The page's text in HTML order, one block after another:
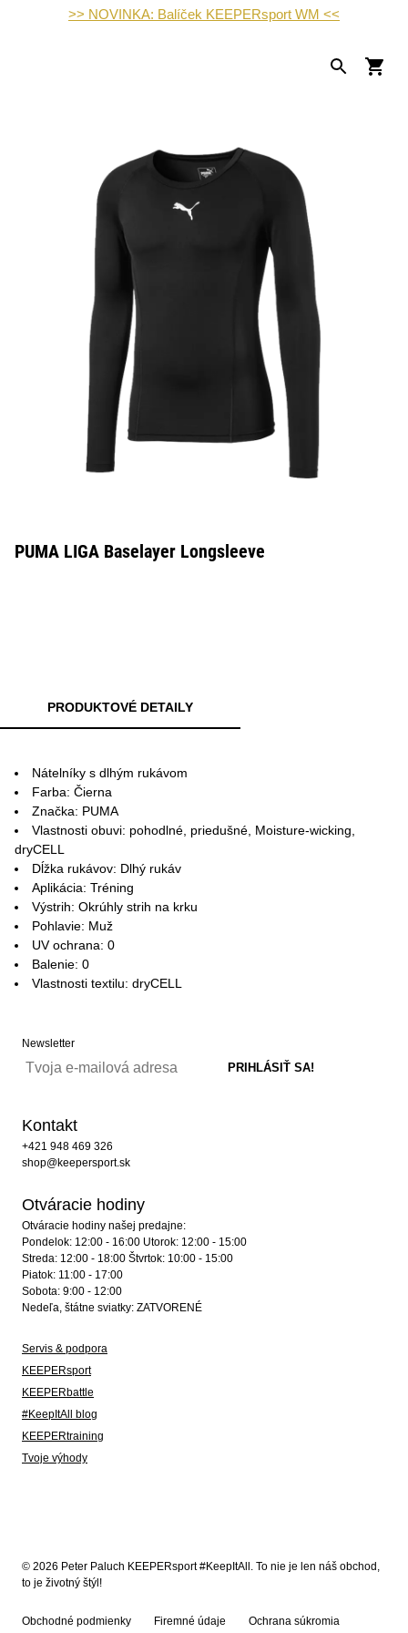
>> NOVINKA: Balíček KEEPERsport WM <<
PUMA LIGA Baselayer Longsleeve
PRODUKTOVÉ DETAILY
Nátelníky s dlhým rukávom
Farba: Čierna
Značka: PUMA
Vlastnosti obuvi: pohodlné, priedušné, Moisture-wicking,
dryCELL
Dĺžka rukávov: Dlhý rukáv
Aplikácia: Tréning
Výstrih: Okrúhly strih na krku
Pohlavie: Muž
UV ochrana: 0
Balenie: 0
Vlastnosti textilu: dryCELL
Newsletter
Kontakt
+421 948 469 326
shop@keepersport.sk
Otváracie hodiny
Otváracie hodiny našej predajne:
Pondelok: 12:00 - 16:00 Utorok: 12:00 - 15:00
Streda: 12:00 - 18:00 Štvrtok: 10:00 - 15:00
Piatok: 11:00 - 17:00
Sobota: 9:00 - 12:00
Nedeľa, štátne sviatky: ZATVORENÉ
Servis & podpora
KEEPERsport
KEEPERbattle
#KeepItAll blog
KEEPERtraining
Tvoje výhody
© 2026 Peter Paluch KEEPERsport #KeepItAll. To nie je len náš obchod,
to je životný štýl!
Obchodné podmienky Firemné údaje Ochrana súkromia